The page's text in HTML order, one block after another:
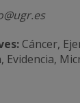
Cáncer,
Evidencia,